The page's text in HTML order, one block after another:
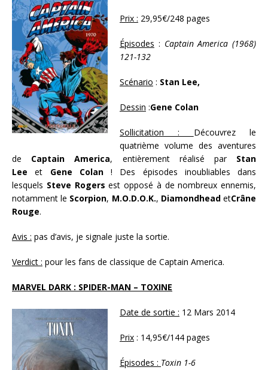
Prix : 29,95€/248 pages
Épisodes : Captain America (1968)
121-132
Scénario : Stan Lee,
Dessin :Gene Colan
Sollicitation : Découvrez le
quatrième volume des aventures
de Captain America, entièrement réalisé par Stan
Lee et Gene Colan! Des épisodes inoubliables dans
lesquels Steve Rogers est opposé à de nombreux ennemis,
notamment le Scorpion, M.O.D.O.K., DiamondheadetCrâne
Rouge.
Avis : pas d’avis, je signale juste la sortie.
Verdict : pour les fans de classique de Captain America.
MARVEL DARK : SPIDER-MAN – TOXINE
Date de sortie : 12 Mars 2014
Prix : 14,95€/144 pages
Épisodes : Toxin 1-6